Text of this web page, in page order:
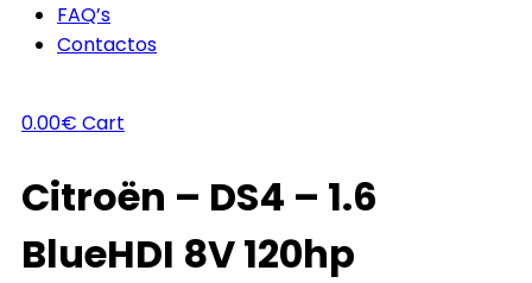
FAQ’s
Contactos
0.00€ Cart
Citroën – DS4 – 1.6
BlueHDI 8V 120hp